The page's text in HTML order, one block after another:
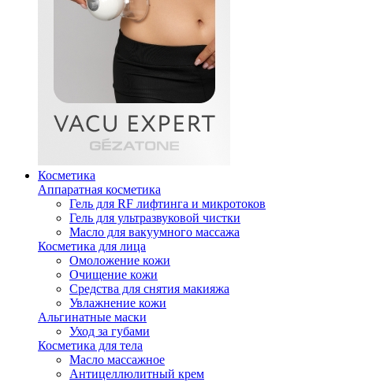
Косметика
Аппаратная косметика
Гель для RF лифтинга и микротоков
Гель для ультразвуковой чистки
Масло для вакуумного массажа
Косметика для лица
Омоложение кожи
Очищение кожи
Средства для снятия макияжа
Увлажнение кожи
Альгинатные маски
Уход за губами
Косметика для тела
Масло массажное
Антицеллюлитный крем